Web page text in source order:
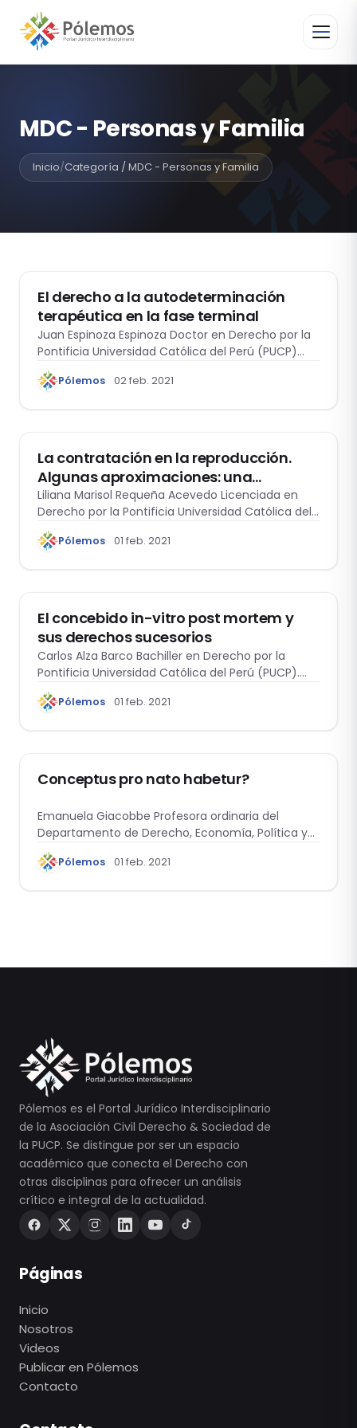
MDC - Personas y Familia
Inicio/Categoría / MDC - Personas y Familia
El derecho a la autodeterminación
terapéutica en la fase terminal
Juan Espinoza Espinoza Doctor en Derecho por la
Pontificia Universidad Católica del Perú (PUCP)…
Pólemos 02 feb. 2021
La contratación en la reproducción.
Algunas aproximaciones: una
realidad, una posibilidad o una
blasfemia
Liliana Marisol Requeña Acevedo Licenciada en
Derecho por la Pontificia Universidad Católica del
Perú…
Pólemos 01 feb. 2021
El concebido in-vitro post mortem y
sus derechos sucesorios
Carlos Alza Barco Bachiller en Derecho por la
Pontificia Universidad Católica del Perú (PUCP).…
Pólemos 01 feb. 2021
Conceptus pro nato habetur?
Emanuela Giacobbe Profesora ordinaria del
Departamento de Derecho, Economía, Política y
Lenguas Modernas de…
Pólemos 01 feb. 2021
Pólemos es el Portal Jurídico Interdisciplinario
de la Asociación Civil Derecho & Sociedad de
la PUCP. Se distingue por ser un espacio
académico que conecta el Derecho con
otras disciplinas para ofrecer un análisis
crítico e integral de la actualidad.
Páginas
Inicio
Nosotros
Videos
Publicar en Pólemos
Contacto